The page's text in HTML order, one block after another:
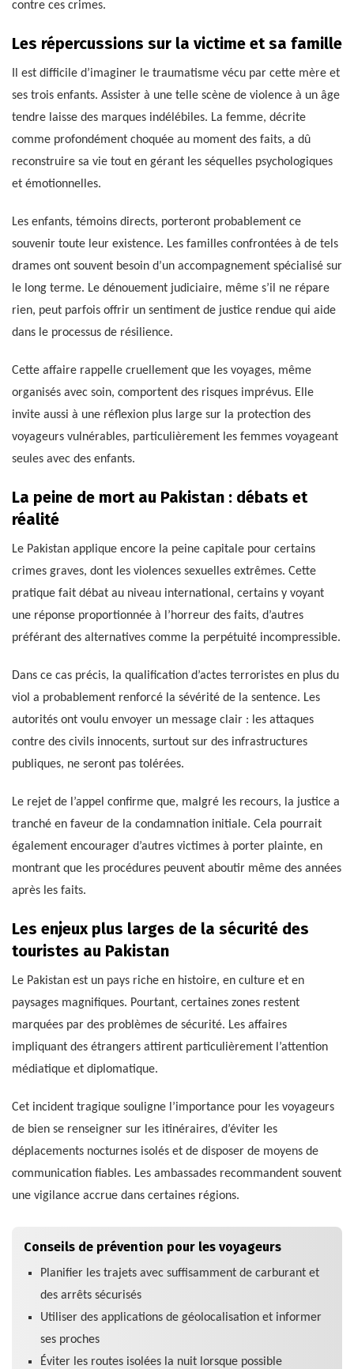
contre ces crimes.
Les répercussions sur la victime et sa famille
Il est difficile d’imaginer le traumatisme vécu par cette mère et
ses trois enfants. Assister à une telle scène de violence à un âge
tendre laisse des marques indélébiles. La femme, décrite
comme profondément choquée au moment des faits, a dû
reconstruire sa vie tout en gérant les séquelles psychologiques
et émotionnelles.
Les enfants, témoins directs, porteront probablement ce
souvenir toute leur existence. Les familles confrontées à de tels
drames ont souvent besoin d’un accompagnement spécialisé sur
le long terme. Le dénouement judiciaire, même s’il ne répare
rien, peut parfois offrir un sentiment de justice rendue qui aide
dans le processus de résilience.
Cette affaire rappelle cruellement que les voyages, même
organisés avec soin, comportent des risques imprévus. Elle
invite aussi à une réflexion plus large sur la protection des
voyageurs vulnérables, particulièrement les femmes voyageant
seules avec des enfants.
La peine de mort au Pakistan : débats et
réalité
Le Pakistan applique encore la peine capitale pour certains
crimes graves, dont les violences sexuelles extrêmes. Cette
pratique fait débat au niveau international, certains y voyant
une réponse proportionnée à l’horreur des faits, d’autres
préférant des alternatives comme la perpétuité incompressible.
Dans ce cas précis, la qualification d’actes terroristes en plus du
viol a probablement renforcé la sévérité de la sentence. Les
autorités ont voulu envoyer un message clair : les attaques
contre des civils innocents, surtout sur des infrastructures
publiques, ne seront pas tolérées.
Le rejet de l’appel confirme que, malgré les recours, la justice a
tranché en faveur de la condamnation initiale. Cela pourrait
également encourager d’autres victimes à porter plainte, en
montrant que les procédures peuvent aboutir même des années
après les faits.
Les enjeux plus larges de la sécurité des
touristes au Pakistan
Le Pakistan est un pays riche en histoire, en culture et en
paysages magnifiques. Pourtant, certaines zones restent
marquées par des problèmes de sécurité. Les affaires
impliquant des étrangers attirent particulièrement l’attention
médiatique et diplomatique.
Cet incident tragique souligne l’importance pour les voyageurs
de bien se renseigner sur les itinéraires, d’éviter les
déplacements nocturnes isolés et de disposer de moyens de
communication fiables. Les ambassades recommandent souvent
une vigilance accrue dans certaines régions.
Conseils de prévention pour les voyageurs
Planifier les trajets avec suffisamment de carburant et
des arrêts sécurisés
Utiliser des applications de géolocalisation et informer
ses proches
Éviter les routes isolées la nuit lorsque possible